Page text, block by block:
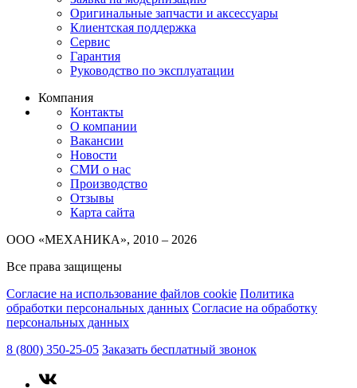
Оригинальные запчасти и аксессуары
Клиентская поддержка
Сервис
Гарантия
Руководство по эксплуатации
Компания
Контакты
О компании
Вакансии
Новости
СМИ о нас
Производство
Отзывы
Карта сайта
ООО «МЕХАНИКА», 2010 – 2026
Все права защищены
Согласие на использование файлов cookie Политика
обработки персональных данных Согласие на обработку
персональных данных
8 (800) 350-25-05 Заказать бесплатный звонок